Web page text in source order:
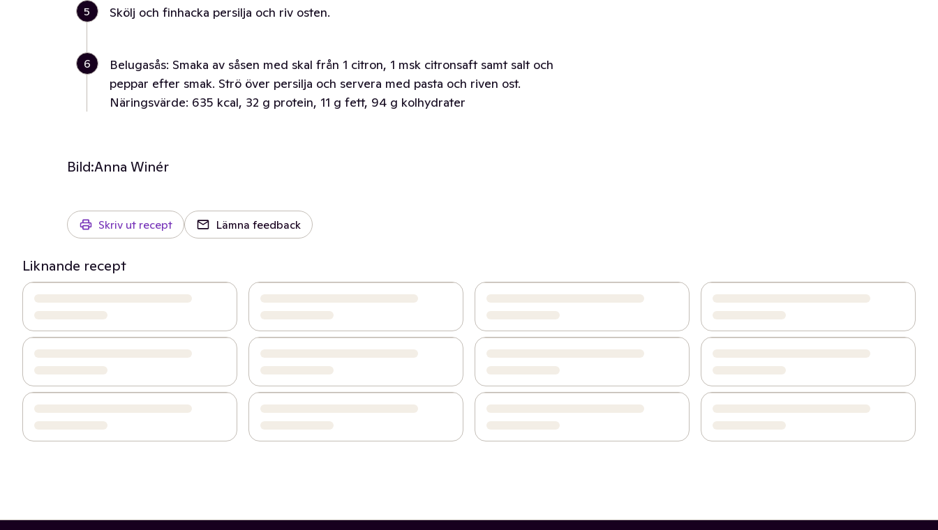
5 Skölj och finhacka persilja och riv osten.
6
Belugasås: Smaka av såsen med skal från 1 citron, 1 msk citronsaft samt salt och
peppar efter smak. Strö över persilja och servera med pasta och riven ost.
Näringsvärde: 635 kcal, 32 g protein, 11 g fett, 94 g kolhydrater
Bild:Anna Winér
Skriv ut recept Lämna feedback
Liknande recept